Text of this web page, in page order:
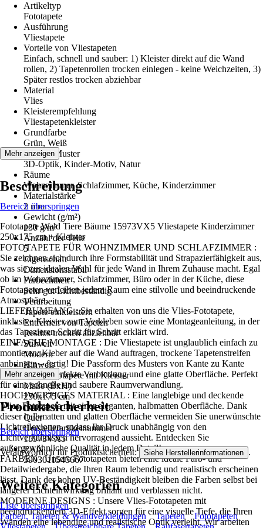
Artikeltyp
Fototapete
Ausführung
Vliestapete
Vorteile von Vliestapeten
Einfach, schnell und sauber: 1) Kleister direkt auf die Wand
rollen, 2) Tapetenrollen trocken einlegen - keine Weichzeiten, 3)
Später restlos trocken abziehbar
Material
Vlies
Kleisterempfehlung
Vliestapetenkleister
Grundfarbe
Grün, Weiß
Dekor / Muster
3D-Optik, Kinder-Motiv, Natur
Räume
Wohnzimmer, Schlafzimmer, Küche, Kinderzimmer
Materialstärke
2 mm
Gewicht (g/m²)
130 g/m²
Anzahl der Teile
5
Eigenschaft
Dimensionsstabil
Farbechtheit
Sehr gut Lichtbeständig
Verarbeitung
Tapete einkleistern
Entfernen von Tapeten
Restlos trocken abziehbar
Stilwelt
Modern
Hinweis
Vlies Fototapete mit Kleister
Maße (BxH)
250x175 cm
Format
Quer
Herstellerartikelnummer
15973VX5
EAN
5903011545667
Mehr anzeigen
Beschreibung
Bereich überspringen
Fototapete Wald Tiere Bäume 15973VX5 Vliestapete Kinderzimmer
250x175 cm + Kleister
FOTOTAPETE FÜR WOHNZIMMER UND SCHLAFZIMMER :
Sie zeichnen sich durch ihre Formstabilität und Strapazierfähigkeit aus,
was sie zur idealen Wahl für jede Wand in Ihrem Zuhause macht. Egal
ob im Wohnzimmer, Schlafzimmer, Büro oder in der Küche, diese
Fototapeten verleihen jedem Raum eine stilvolle und beeindruckende
Atmosphäre..
LIEFERUMFANG : Sie erhalten von uns die Vlies-Fototapete,
inklusive Kleister zum Verkleben sowie eine Montageanleitung, in der
das Tapezieren Schritt für Schritt erklärt wird.
EINFACHE MONTAGE : Die Vliestapete ist unglaublich einfach zu
montieren: Kleber auf die Wand auftragen, trockene Tapetenstreifen
anbringen – fertig! Die Passform des Musters von Kante zu Kante
sorgt für eine perfekte Verbindung und eine glatte Oberfläche. Perfekt
für eine schnelle und saubere Raumverwandlung.
HOCHWERTIGES MATERIAL : Eine langlebige und deckende
Vlies-Fototapete mit einer eleganten, halbmatten Oberfläche. Dank
dieser halbmatten und glatten Oberfläche vermeiden Sie unerwünschte
Lichtreflexionen, sodass Ihr Druck unabhängig von den
Lichtverhältnissen hervorragend aussieht. Entdecken Sie
außergewöhnliche Qualität in jedem Detail!
FARBEN : Unsere Fototapeten bieten eine ideale Farb- und
Detailwiedergabe, die Ihren Raum lebendig und realistisch erscheinen
lässt. Dank der hohen UV-Beständigkeit bleiben die Farben selbst bei
längerer Lichteinwirkung brillant und verblassen nicht.
MODERNE DESIGNS : Unsere Vlies-Fototapeten mit
beeindruckendem 3D-Effekt sorgen für eine visuelle Tiefe, die Ihren
Wänden eine lebendige und realistische Optik verleiht. Wir arbeiten
Mehr anzeigen
Produktsicherheit
Bereich überspringen
Verantwortlich für Produktsicherheit: Siehe Herstellerinformationen .
Weitere Kategorien
Liste überspringen
Farben, Tapeten & Wandverkleidungen
Tapeten
Fototapeten